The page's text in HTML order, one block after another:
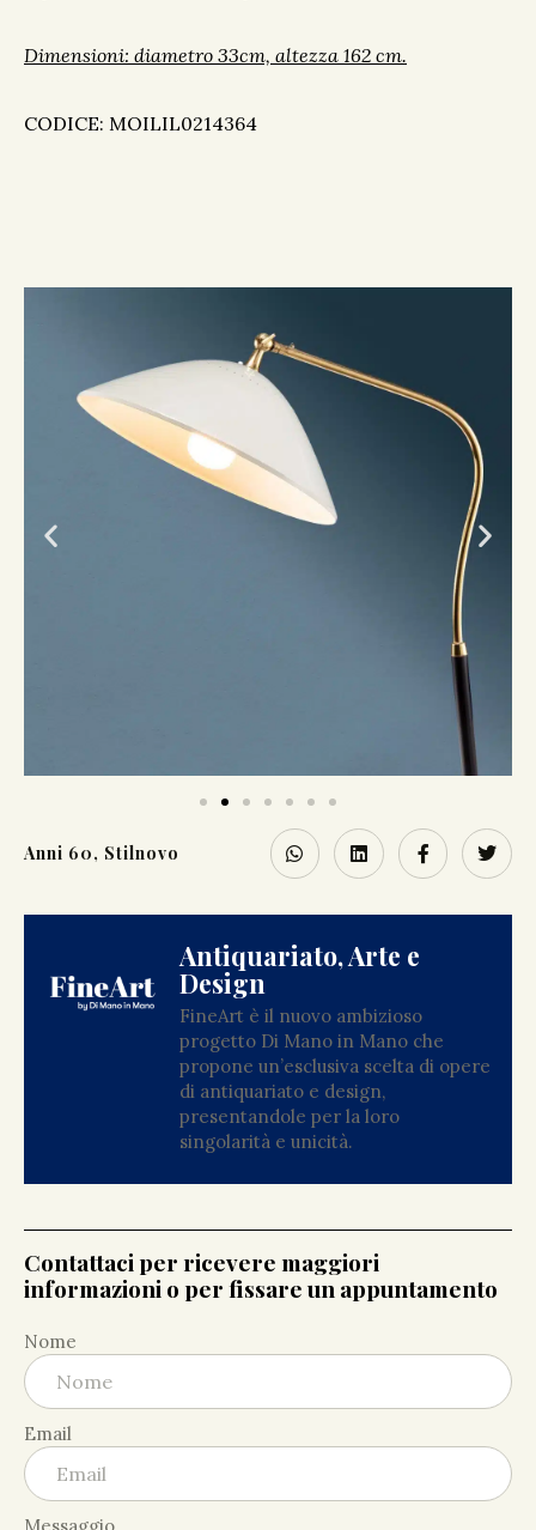
Dimensioni: diametro 33cm, altezza 162 cm.
CODICE: MOILIL0214364
Anni 60, Stilnovo
Antiquariato, Arte e
Design
FineArt è il nuovo ambizioso
progetto Di Mano in Mano che
propone un’esclusiva scelta di opere
di antiquariato e design,
presentandole per la loro
singolarità e unicità.
Contattaci per ricevere maggiori
informazioni o per fissare un appuntamento
Nome
Email